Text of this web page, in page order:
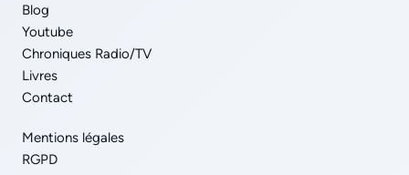
Blog
Youtube
Chroniques Radio/TV
Livres
Contact
Mentions légales
RGPD